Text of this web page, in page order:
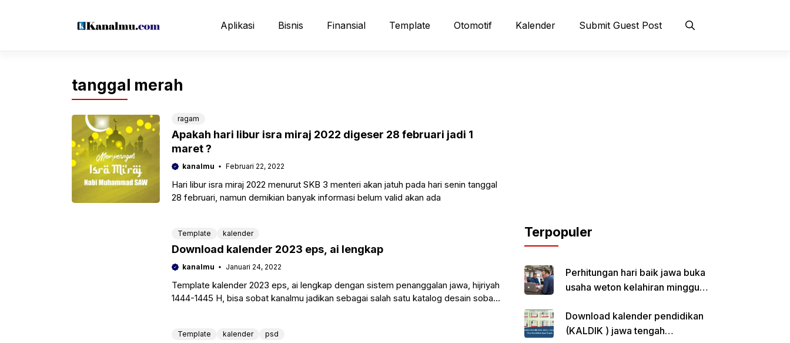
Aplikasi Bisnis Finansial Template Otomotif Kalender Submit Guest Post
tanggal merah
ragam
Apakah hari libur isra miraj 2022 digeser 28 februari jadi 1
maret ?
kanalmu Februari 22, 2022
Hari libur isra miraj 2022 menurut SKB 3 menteri akan jatuh pada hari senin tanggal
28 februari, namun demikian banyak informasi belum valid akan ada
Template kalender
Download kalender 2023 eps, ai lengkap
kanalmu Januari 24, 2022
Template kalender 2023 eps, ai lengkap dengan sistem penanggalan jawa, hijriyah
1444-1445 H, bisa sobat kanalmu jadikan sebagai salah satu katalog desain sobat
Template kalender psd
Terpopuler
Perhitungan hari baik jawa buka
usaha weton kelahiran minggu
Download kalender pendidikan
(KALDIK ) jawa tengah